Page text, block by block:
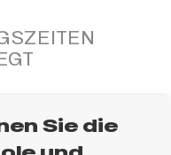
Sie die